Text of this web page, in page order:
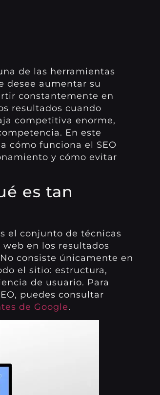
de las herramientas
desee aumentar su
constantemente en
resultados cuando
competitiva enorme,
En este
cómo funciona el SEO
y cómo evitar
es tan
el conjunto de técnicas
en los resultados
consiste únicamente en
el sitio: estructura,
de usuario. Para
puedes consultar
de Google.